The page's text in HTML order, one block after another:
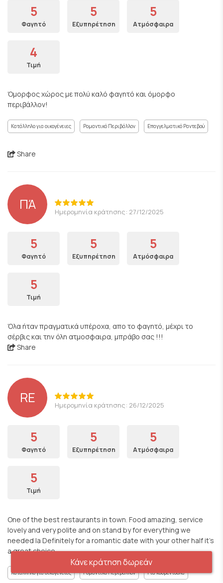
5
Φαγητό
5
Εξυπηρέτηση
5
Ατμόσφαιρα
4
Τιμή
Όμορφος χώρος με πολύ καλό φαγητό και όμορφο
περιβάλλον!
Κατάλληλο για οικογένειες Ρομαντικό Περιβάλλον Επαγγελματικό Ραντεβού
Share
ΠΆ Ημερομηνία κράτησης: 27/12/2025
5
Φαγητό
5
Εξυπηρέτηση
5
Ατμόσφαιρα
5
Τιμή
Όλα ήταν πραγματικά υπέροχα, απο το φαγητό, μέχρι το
σέρβις και την όλη ατμοσφαιρα, μπράβο σας !!!
Share
RE Ημερομηνία κράτησης: 26/12/2025
5
Φαγητό
5
Εξυπηρέτηση
5
Ατμόσφαιρα
5
Τιμή
One of the best restaurants in town. Food amazing, service
lovely and very polite and on stand by for everything we
needed la Definitely for a romantic date with your other half it’s
a great choice.
Κατάλληλο για οικογένειες Ρομαντικό Περιβάλλον Για κουβεντούλα
Κάνε κράτηση δωρεάν